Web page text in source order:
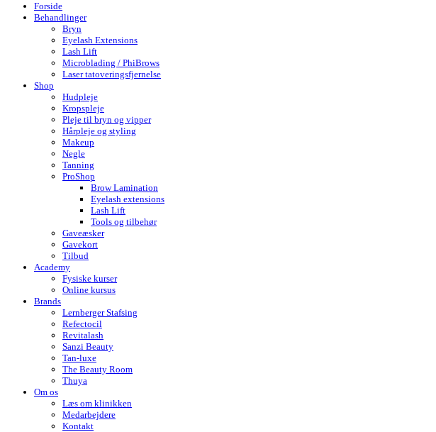
Forside
Behandlinger
Bryn
Eyelash Extensions
Lash Lift
Microblading / PhiBrows
Laser tatoveringsfjernelse
Shop
Hudpleje
Kropspleje
Pleje til bryn og vipper
Hårpleje og styling
Makeup
Negle
Tanning
ProShop
Brow Lamination
Eyelash extensions
Lash Lift
Tools og tilbehør
Gaveæsker
Gavekort
Tilbud
Academy
Fysiske kurser
Online kursus
Brands
Lernberger Stafsing
Refectocil
Revitalash
Sanzi Beauty
Tan-luxe
The Beauty Room
Thuya
Om os
Læs om klinikken
Medarbejdere
Kontakt